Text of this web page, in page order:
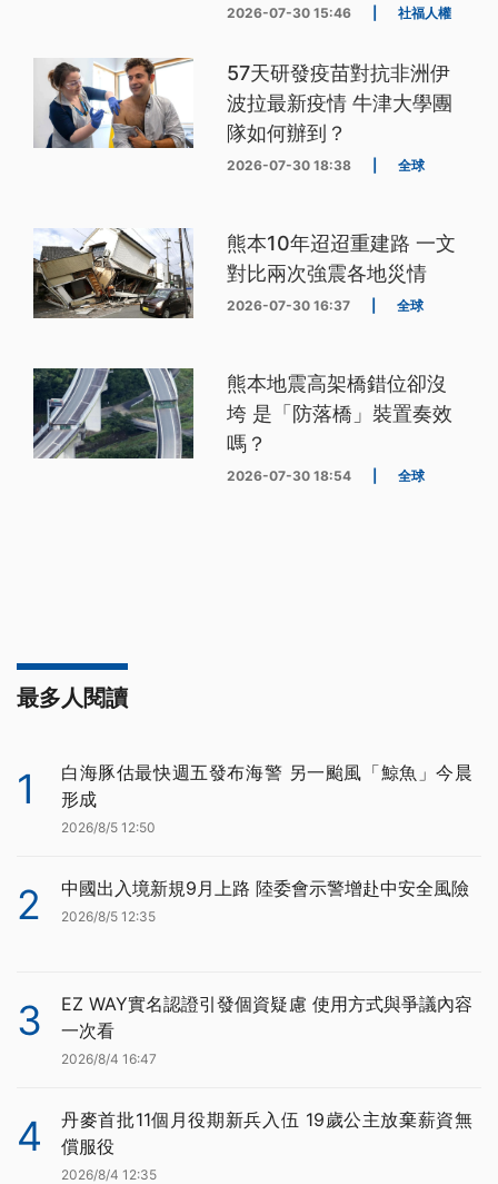
2026-07-30 15:46 社福人權
57天研發疫苗對抗非洲伊
波拉最新疫情 牛津大學團
隊如何辦到？
2026-07-30 18:38 全球
熊本10年迢迢重建路 一文
對比兩次強震各地災情
2026-07-30 16:37 全球
熊本地震高架橋錯位卻沒
垮 是「防落橋」裝置奏效
嗎？
2026-07-30 18:54 全球
最多人閱讀
1
白海豚估最快週五發布海警 另一颱風「鯨魚」今晨
形成
2026/8/5 12:50
2 中國出入境新規9月上路 陸委會示警增赴中安全風險
2026/8/5 12:35
3
EZ WAY實名認證引發個資疑慮 使用方式與爭議內容
一次看
2026/8/4 16:47
4
丹麥首批11個月役期新兵入伍 19歲公主放棄薪資無
償服役
2026/8/4 12:35